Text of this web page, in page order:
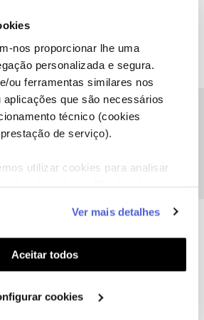
nos proporcionar lhe uma
personalizada e segura.
ou ferramentas similares nos
que são necessários
técnico (cookies
de serviço).
utilizar cookies para analisar
de personalização e
anúncios aos seus interesses
personalizada). Pode gerir a
clicando em "Configurar
Ver mais detalhes
Aceitar todos
cookies
de julho
de julho